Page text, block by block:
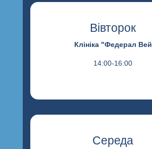
Вівторок
Клініка "Федерал Вей
14:00-16:00
Середа